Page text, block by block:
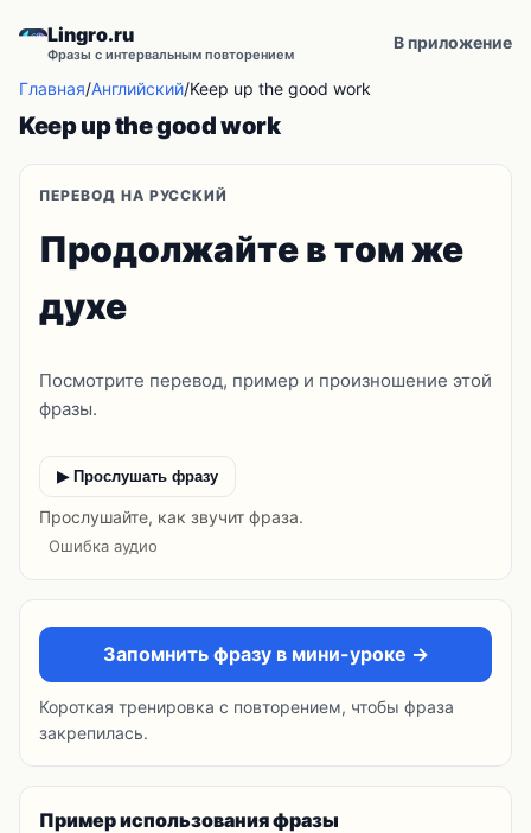
Lingro.ru
Фразы с интервальным повторением
В приложение
Главная/Английский/Keep up the good work
Keep up the good work
ПЕРЕВОД НА РУССКИЙ
Продолжайте в том же
духе
Посмотрите перевод, пример и произношение этой
фразы.
▶ Прослушать фразу
Прослушайте, как звучит фраза.
Ошибка аудио
Запомнить фразу в мини-уроке →
Короткая тренировка с повторением, чтобы фраза
закрепилась.
Пример использования фразы